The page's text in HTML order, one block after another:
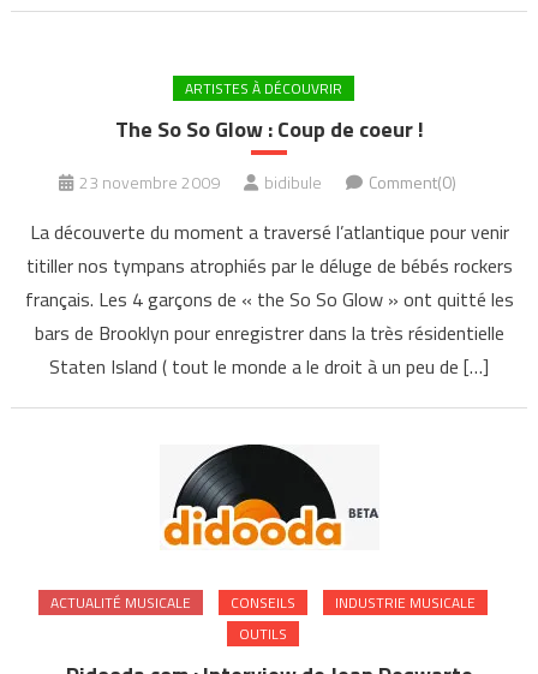
ARTISTES À DÉCOUVRIR
The So So Glow : Coup de coeur !
23 novembre 2009 bidibule Comment(0)
La découverte du moment a traversé l’atlantique pour venir
titiller nos tympans atrophiés par le déluge de bébés rockers
français. Les 4 garçons de « the So So Glow » ont quitté les
bars de Brooklyn pour enregistrer dans la très résidentielle
Staten Island ( tout le monde a le droit à un peu de […]
ACTUALITÉ MUSICALE CONSEILS
INDUSTRIE MUSICALE
OUTILS